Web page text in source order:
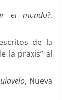
el mundo?,
de la
la praxis” al
, Nueva